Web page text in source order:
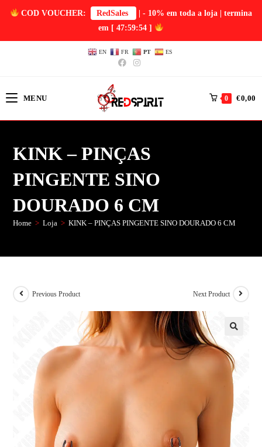
COD VOUCHER: RedSales
| - 10% em toda a loja | termina
em [ 47:59:53 ]
EN FR PT ES
MENU 0 €0,00
KINK – PINÇAS
PINGENTE SINO
DOURADO 6 CM
Home > Loja > KINK – PINÇAS PINGENTE SINO DOURADO 6 CM
Previous Product Next Product